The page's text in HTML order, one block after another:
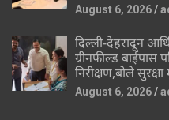
August 6, 2026
दिल्ली-देहरादून
ग्रीनफील्ड बाईपास
निरीक्षण,बोले
August 6, 2026